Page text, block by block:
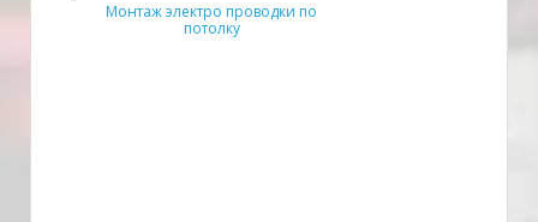
Монтаж электро проводки по
потолку